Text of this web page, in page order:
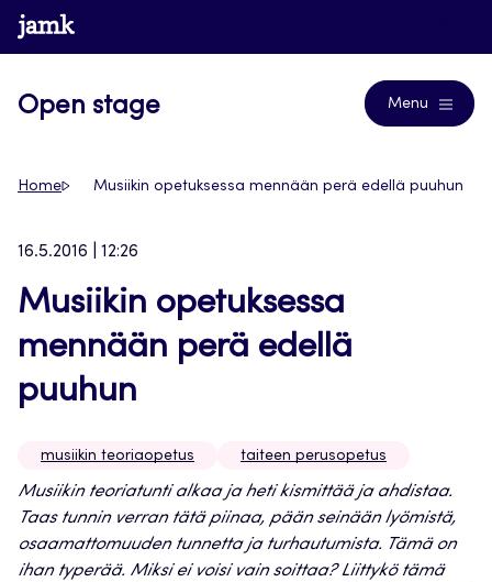
Siirry
suoraan
www.jamk.fi
Open stage Menu
Home Musiikin opetuksessa mennään perä edellä puuhun
16.5.2016 | 12:26
Musiikin opetuksessa
mennään perä edellä
puuhun
musiikin teoriaopetus taiteen perusopetus
Musiikin teoriatunti alkaa ja heti kismittää ja ahdistaa.
Taas tunnin verran tätä piinaa, pään seinään lyömistä,
osaamattomuuden tunnetta ja turhautumista. Tämä on
ihan typerää. Miksi ei voisi vain soittaa? Liittykö tämä